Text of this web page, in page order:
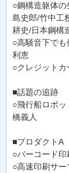
○鋼構造躯体
島史郎/竹中工
耕史/日本鋼構
○高騒音下で
利恵
○クレジット
■話題の追跡
○飛行船ロボ
橋義人
■プロダクトA
○バーコード
○高速印刷サ